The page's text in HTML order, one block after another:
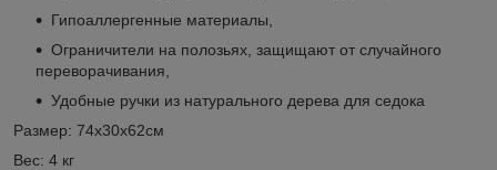
Гипоаллергенные материалы,
Ограничители на полозьях, защищают от случайного
переворачивания,
Удобные ручки из натурального дерева для седока
Размер: 74х30х62см
Вес: 4 кг